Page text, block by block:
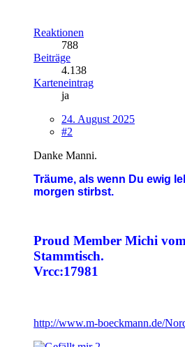
Reaktionen
788
Beiträge
4.138
Karteneintrag
ja
24. August 2025
#2
Danke Manni.
Träume, als wenn Du ewig
morgen stirbst.
Proud Member Michi
Stammtisch.
Vrcc:17981
http://www.m-boeckmann.de/